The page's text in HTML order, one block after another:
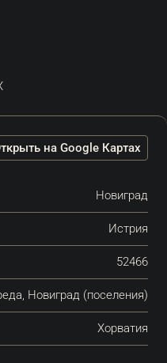
на Google Картах
Новиград
Истрия
52466
Новиград (поселения)
Хорватия